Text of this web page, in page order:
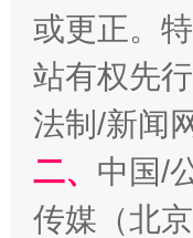
“刷贴”
或更正。
站有权先
法制/新闻
二、 中国/
传媒（北